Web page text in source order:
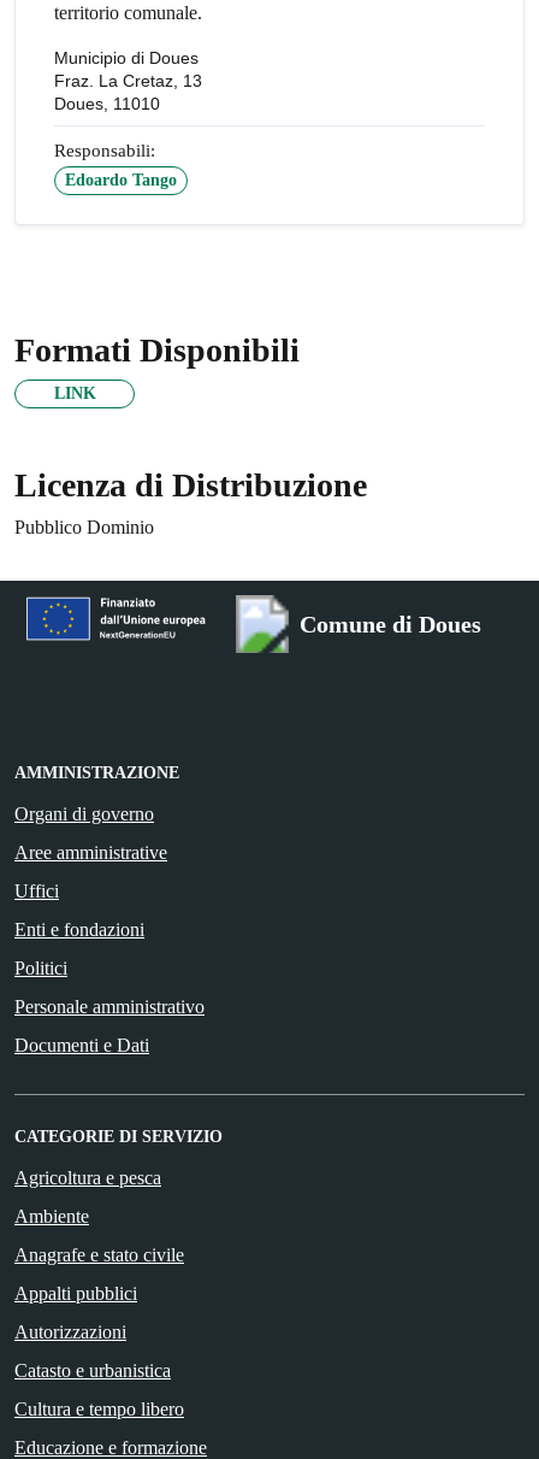
territorio comunale.
Municipio di Doues
Fraz. La Cretaz, 13
Doues, 11010
Responsabili:
Edoardo Tango
Formati Disponibili
LINK
Licenza di Distribuzione
Pubblico Dominio
Comune di Doues
AMMINISTRAZIONE
Organi di governo
Aree amministrative
Uffici
Enti e fondazioni
Politici
Personale amministrativo
Documenti e Dati
CATEGORIE DI SERVIZIO
Agricoltura e pesca
Ambiente
Anagrafe e stato civile
Appalti pubblici
Autorizzazioni
Catasto e urbanistica
Cultura e tempo libero
Educazione e formazione